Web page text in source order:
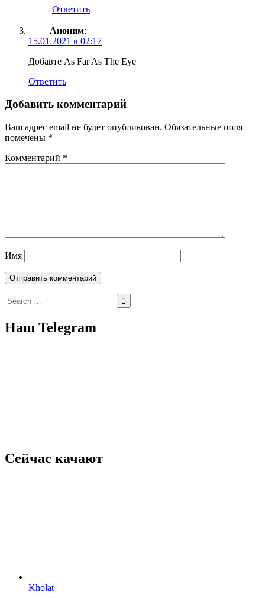
Ответить
Аноним:
15.01.2021 в 02:17
Добавте As Far As The Eye
Ответить
Добавить комментарий
Ваш адрес email не будет опубликован. Обязательные поля
помечены *
Комментарий *
Имя
Search
for:
Наш Telegram
Сейчас качают
Kholat